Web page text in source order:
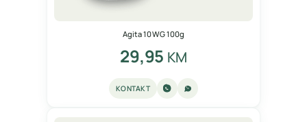
Agita 10 WG 100g
29,95 KM
KONTAKT